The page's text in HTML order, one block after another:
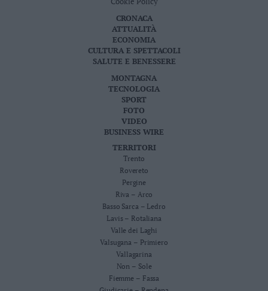
CRONACA
ATTUALITÀ
ECONOMIA
CULTURA E SPETTACOLI
SALUTE E BENESSERE
MONTAGNA
TECNOLOGIA
SPORT
FOTO
VIDEO
BUSINESS WIRE
TERRITORI
Trento
Rovereto
Pergine
Riva – Arco
Basso Sarca – Ledro
Lavis – Rotaliana
Valle dei Laghi
Valsugana – Primiero
Vallagarina
Non – Sole
Fiemme – Fassa